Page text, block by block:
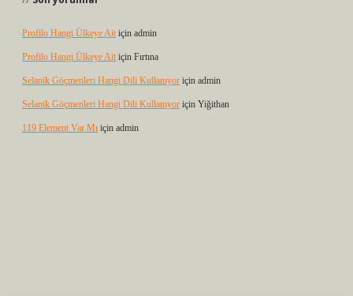
Profilo Hangi Ülkeye Ait için admin
Profilo Hangi Ülkeye Ait için Fırtına
Selanik Göçmenleri Hangi Dili Kullanıyor için admin
Selanik Göçmenleri Hangi Dili Kullanıyor için Yiğithan
119 Element Var Mı için admin